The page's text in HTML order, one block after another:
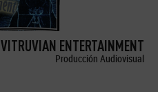
VITRUVIAN ENTERTAINMENT
Producción Audiovisual